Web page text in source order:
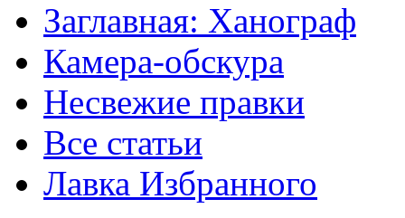
Заглавная: Ханограф
Камера-обскура
Несвежие правки
Все статьи
Лавка Избранного